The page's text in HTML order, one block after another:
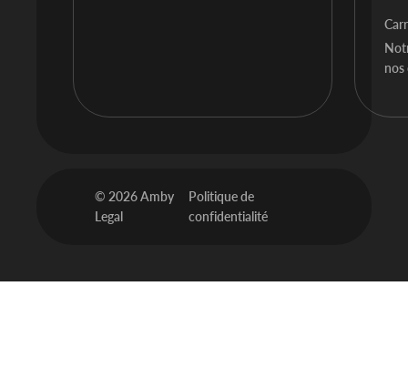
nos
© 2026 Amby
Legal
Politique de
confidentialité